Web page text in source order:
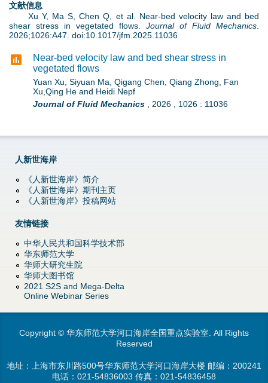
g
文献信息
Xu Y, Ma S, Chen Q, et al. Near-bed velocity law and bed
shear stress in vegetated flows. Journal of Fluid Mechanics.
2026;1026:A47. doi:10.1017/jfm.2025.11036
Near-bed velocity law and bed shear stress in
vegetated flows
Yuan Xu, Siyuan Ma, Qigang Chen, Qiang Zhong, Fan
Xu,Qing He and Heidi Nepf
Journal of Fluid Mechanics , 2026 , 1026 : 11036
人新世海岸
《人新世海岸》简介
《人新世海岸》期刊主页
《人新世海岸》投稿网站
友情链接
中华人民共和国科学技术部
华东师范大学
华师大研究生院
华师大图书馆
2021 S2S and Mega-Delta
Online Webinar Series
Copyright © 华东师范大学河口海岸全国重点实验室. All Rights
Reserved
地址：上海市东川路500号华东师范大学河口海岸大楼 邮编：200241
电话： 021-54836003 传真：021-54836458